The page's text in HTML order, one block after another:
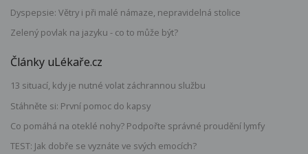
Dyspepsie: Větry i při malé námaze, nepravidelná stolice
Zelený povlak na jazyku - co to může být?
Články uLékaře.cz
13 situací, kdy je nutné volat záchrannou službu
Stáhněte si: První pomoc do kapsy
Co pomáhá na oteklé nohy? Podpořte správné proudění lymfy
TEST: Jak dobře se vyznáte ve svých emocích?